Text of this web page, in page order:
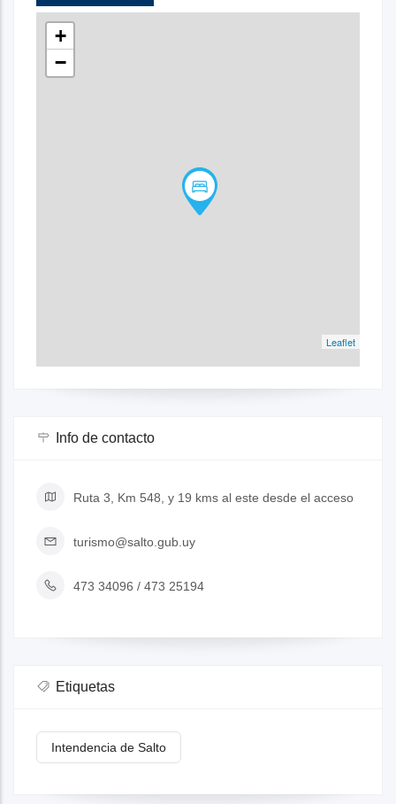
+
−
Leaflet
Info de contacto
Ruta 3, Km 548, y 19 kms al este desde el acceso
turismo@salto.gub.uy
473 34096 / 473 25194
Etiquetas
Intendencia de Salto